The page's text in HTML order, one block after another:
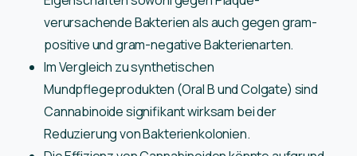
verursachende Bakterien als auch gegen gram-
positive und gram-negative Bakterienarten.
Im Vergleich zu synthetischen
Mundpflegeprodukten (Oral B und Colgate) sind
Cannabinoide signifikant wirksam bei der
Reduzierung von Bakterienkolonien.